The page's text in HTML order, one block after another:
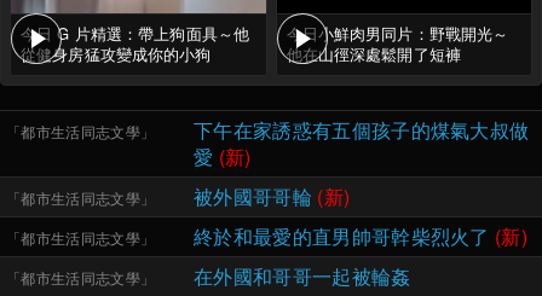
今日 G 片精選：帶上狗面具～他
從健身房猛攻變成你的小狗
今日小鮮肉男同片：野戰開光～
他在山徑深處鬆開了短褲
「都市生活同志文學」
下午在家誘惑有五個孩子的煤氣大叔做
愛 (新)
「都市生活同志文學」 被外國哥哥輪 (新)
「都市生活同志文學」 終於和最愛的直男帥哥幹柴烈火了 (新)
「都市生活同志文學」 在外國和哥哥一起被輪姦